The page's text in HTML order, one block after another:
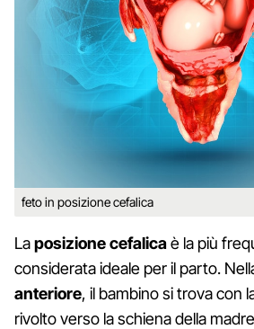
feto in posizione cefalica
Laposizione cefalicaè la più
considerata ideale per il parto.
anteriore, il bambino si trova con
rivolto verso la schiena della